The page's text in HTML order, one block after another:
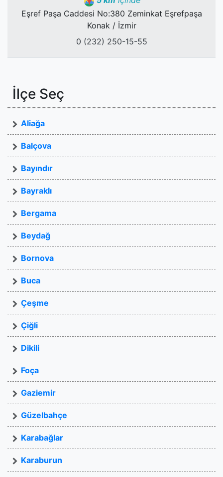
Eşref Paşa Caddesi No:380 Zeminkat Eşrefpaşa
Konak / İzmir
0 (232) 250-15-55
İlçe Seç
Aliağa
Balçova
Bayındır
Bayraklı
Bergama
Beydağ
Bornova
Buca
Çeşme
Çiğli
Dikili
Foça
Gaziemir
Güzelbahçe
Karabağlar
Karaburun